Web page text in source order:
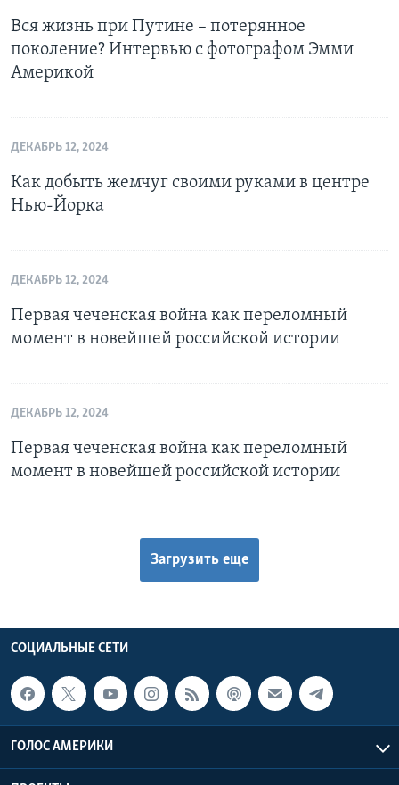
Вся жизнь при Путине – потерянное
поколение? Интервью с фотографом Эмми
Америкой
ДЕКАБРЬ 12, 2024
Как добыть жемчуг своими руками в центре
Нью-Йорка
ДЕКАБРЬ 12, 2024
Первая чеченская война как переломный
момент в новейшей российской истории
ДЕКАБРЬ 12, 2024
Первая чеченская война как переломный
момент в новейшей российской истории
Загрузить еще
СОЦИАЛЬНЫЕ СЕТИ
ГОЛОС АМЕРИКИ